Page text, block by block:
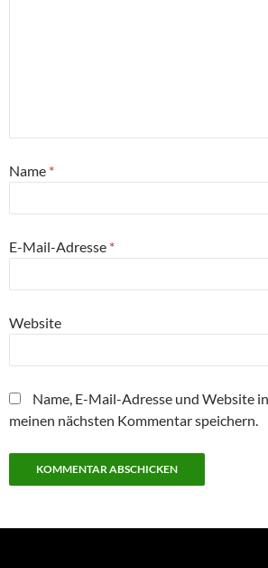
Name *
E-Mail-Adresse *
Website
Name, E-Mail-Adresse und Website
meinen nächsten Kommentar speichern.